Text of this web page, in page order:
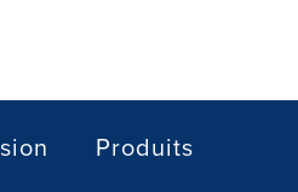
Produits